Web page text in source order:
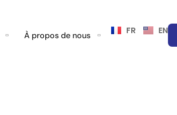
À propos de nous FR EN